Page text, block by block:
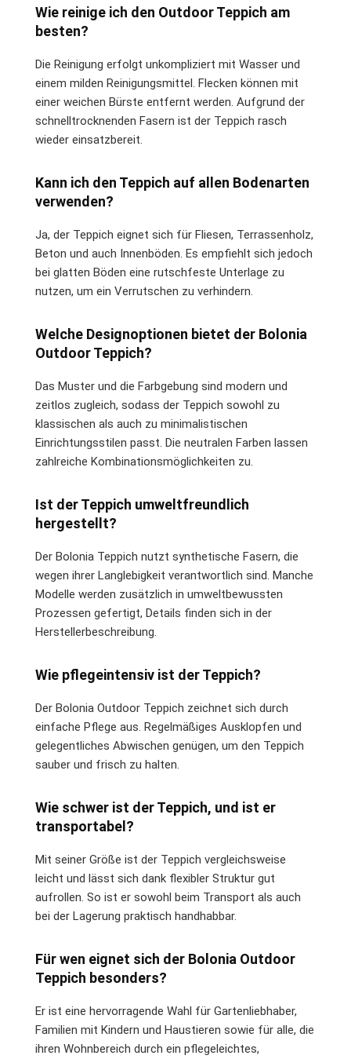
Wie reinige ich den Outdoor Teppich am
besten?
Die Reinigung erfolgt unkompliziert mit Wasser und
einem milden Reinigungsmittel. Flecken können mit
einer weichen Bürste entfernt werden. Aufgrund der
schnelltrocknenden Fasern ist der Teppich rasch
wieder einsatzbereit.
Kann ich den Teppich auf allen Bodenarten
verwenden?
Ja, der Teppich eignet sich für Fliesen, Terrassenholz,
Beton und auch Innenböden. Es empfiehlt sich jedoch
bei glatten Böden eine rutschfeste Unterlage zu
nutzen, um ein Verrutschen zu verhindern.
Welche Designoptionen bietet der Bolonia
Outdoor Teppich?
Das Muster und die Farbgebung sind modern und
zeitlos zugleich, sodass der Teppich sowohl zu
klassischen als auch zu minimalistischen
Einrichtungsstilen passt. Die neutralen Farben lassen
zahlreiche Kombinationsmöglichkeiten zu.
Ist der Teppich umweltfreundlich
hergestellt?
Der Bolonia Teppich nutzt synthetische Fasern, die
wegen ihrer Langlebigkeit verantwortlich sind. Manche
Modelle werden zusätzlich in umweltbewussten
Prozessen gefertigt, Details finden sich in der
Herstellerbeschreibung.
Wie pflegeintensiv ist der Teppich?
Der Bolonia Outdoor Teppich zeichnet sich durch
einfache Pflege aus. Regelmäßiges Ausklopfen und
gelegentliches Abwischen genügen, um den Teppich
sauber und frisch zu halten.
Wie schwer ist der Teppich, und ist er
transportabel?
Mit seiner Größe ist der Teppich vergleichsweise
leicht und lässt sich dank flexibler Struktur gut
aufrollen. So ist er sowohl beim Transport als auch
bei der Lagerung praktisch handhabbar.
Für wen eignet sich der Bolonia Outdoor
Teppich besonders?
Er ist eine hervorragende Wahl für Gartenliebhaber,
Familien mit Kindern und Haustieren sowie für alle, die
ihren Wohnbereich durch ein pflegeleichtes,